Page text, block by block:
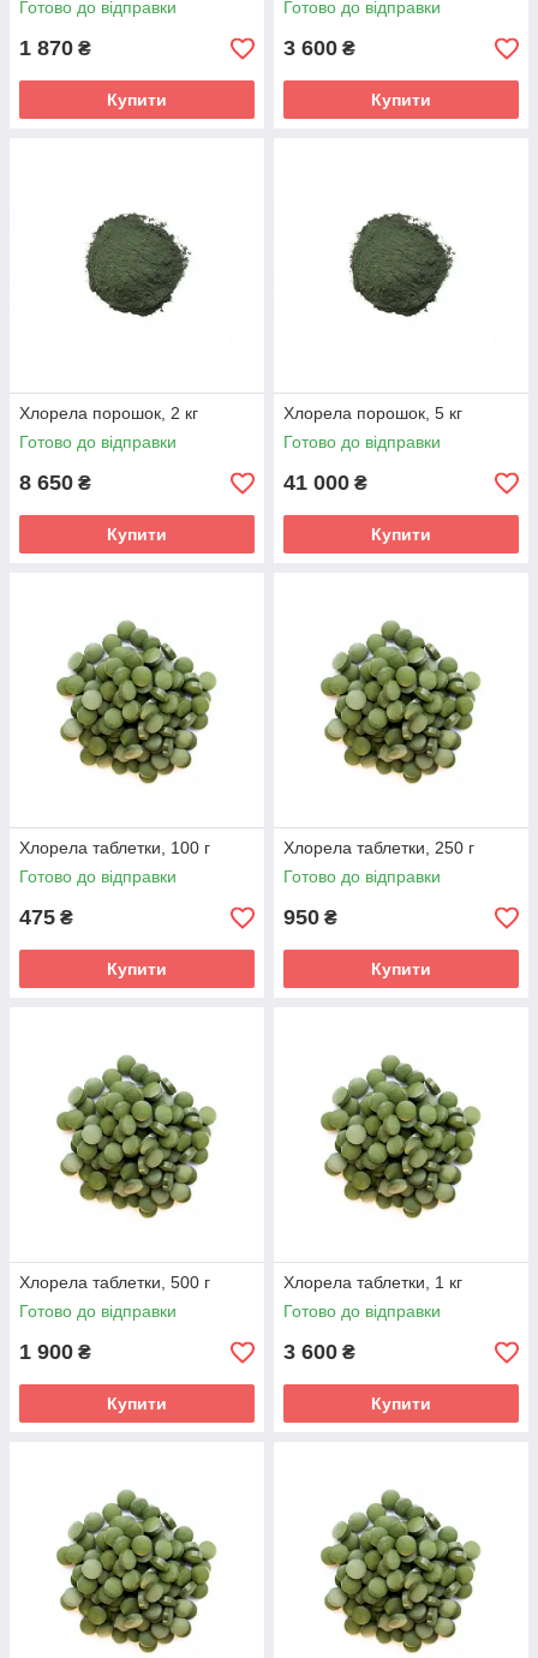
Готово до відправки
1 870 ₴
Купити
Готово до відправки
3 600 ₴
Купити
Хлорела порошок, 2 кг
Готово до відправки
8 650 ₴
Купити
Хлорела порошок, 5 кг
Готово до відправки
41 000 ₴
Купити
Хлорела таблетки, 100 г
Готово до відправки
475 ₴
Купити
Хлорела таблетки, 250 г
Готово до відправки
950 ₴
Купити
Хлорела таблетки, 500 г
Готово до відправки
1 900 ₴
Купити
Хлорела таблетки, 1 кг
Готово до відправки
3 600 ₴
Купити